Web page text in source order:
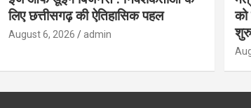
लिए छत्तीसगढ़ की ऐतिहासिक पहल
August 6, 2026 admin